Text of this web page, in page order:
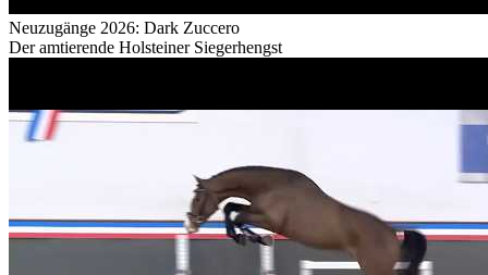
Neuzugänge 2026: Dark Zuccero
Der amtierende Holsteiner Siegerhengst